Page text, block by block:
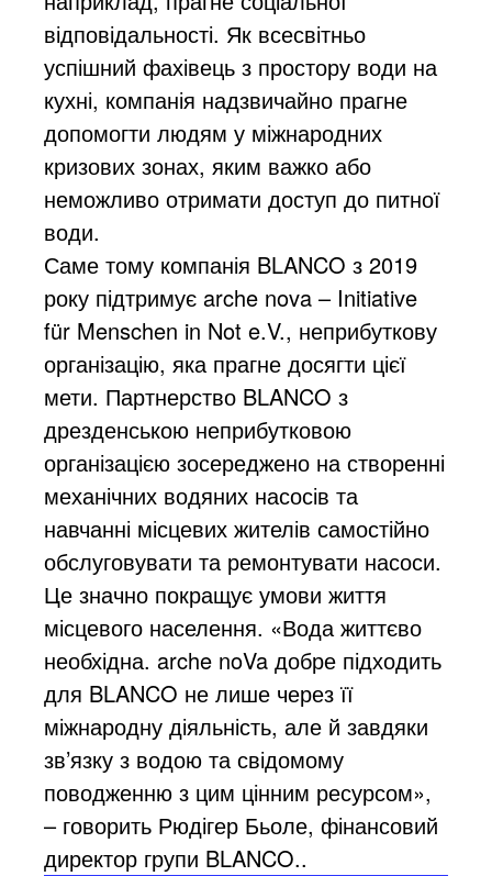
відповідальності. Як всесвітньо
успішний фахівець з простору води на
кухні, компанія надзвичайно прагне
допомогти людям у міжнародних
кризових зонах, яким важко або
неможливо отримати доступ до питної
води.
Саме тому компанія BLANCO з 2019
року підтримує arche nova – Initiative
für Menschen in Not e.V., неприбуткову
організацію, яка прагне досягти цієї
мети. Партнерство BLANCO з
дрезденською неприбутковою
організацією зосереджено на створенні
механічних водяних насосів та
навчанні місцевих жителів самостійно
обслуговувати та ремонтувати насоси.
Це значно покращує умови життя
місцевого населення. «Вода життєво
необхідна. arche noVa добре підходить
для BLANCO не лише через її
міжнародну діяльність, але й завдяки
зв’язку з водою та свідомому
поводженню з цим цінним ресурсом»,
– говорить Рюдігер Бьоле, фінансовий
директор групи BLANCO..